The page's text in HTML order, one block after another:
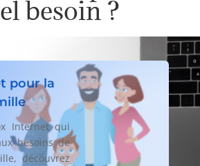
besoin ?
pour la
Internet qui
besoins de
découvrez